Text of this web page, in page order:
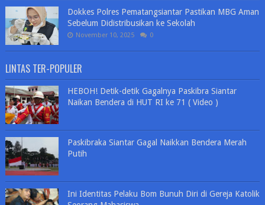
Dokkes Polres Pematangsiantar Pastikan MBG Aman
Sebelum Didistribusikan ke Sekolah
November 10, 2025 0
LINTAS TER-POPULER
HEBOH! Detik-detik Gagalnya Paskibra Siantar
Naikan Bendera di HUT RI ke 71 ( Video )
Paskibraka Siantar Gagal Naikkan Bendera Merah
Putih
Ini Identitas Pelaku Bom Bunuh Diri di Gereja Katolik